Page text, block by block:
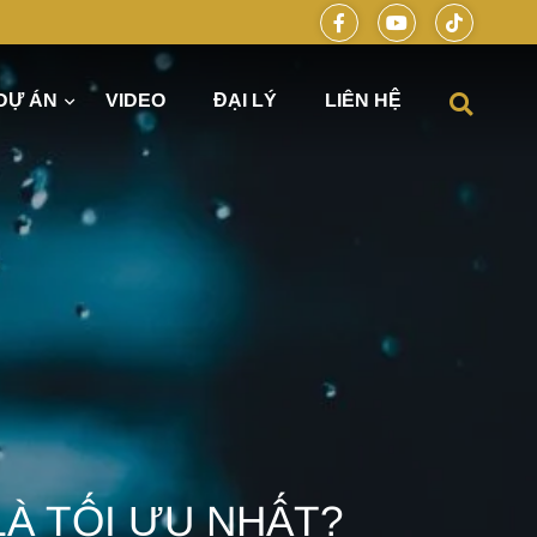
ÁN VIDEO ĐẠI LÝ LIÊN HỆ
TỐI ƯU NHẤT?